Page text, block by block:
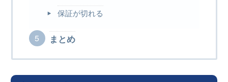
保証が切れる
まとめ